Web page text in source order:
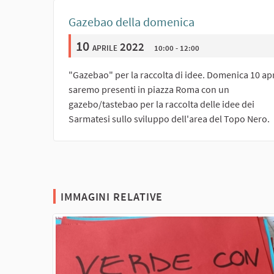
Gazebao della domenica
10 aprile 2022 10:00 - 12:00
"Gazebao" per la raccolta di idee. Domenica 10
saremo presenti in piazza Roma con un
gazebo/tastebao per la raccolta delle idee dei
Sarmatesi sullo sviluppo dell'area del Topo Nero.
IMMAGINI RELATIVE